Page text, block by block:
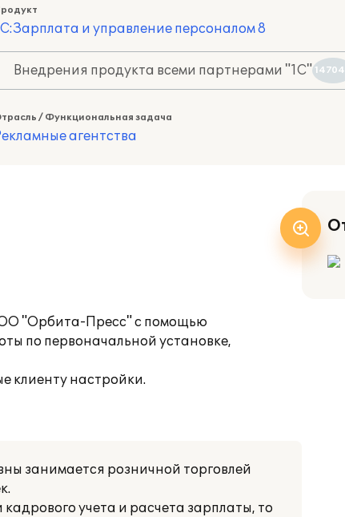
и управление персоналом 8
Внедрения продукта всеми партнерами "1С"
/ Функциональная задача
агентства
"Орбита-Пресс" с помощью
по первоначальной установке,
клиенту настройки.
занимается розничной торговлей
учета и расчета зарплаты, то